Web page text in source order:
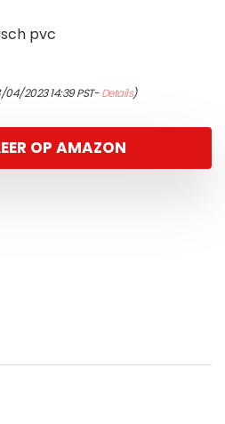
pvc
2023 14:39 PST-Details)
OP AMAZON